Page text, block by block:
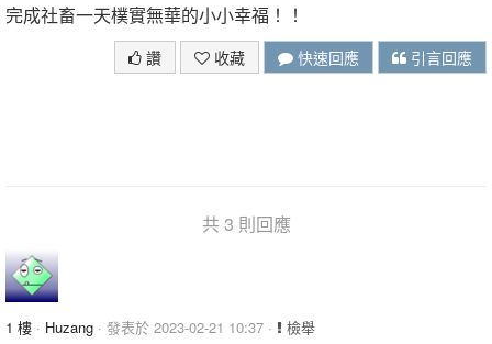
完成社畜一天樸實無華的小小幸福！！
讚 收藏 快速回應 引言回應
共 3 則回應
1 樓 · Huzang · 發表於 2023-02-21 10:37 · 檢舉